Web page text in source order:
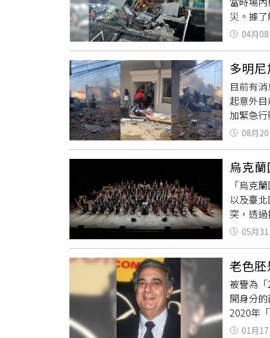
號決議
有包括
灣不是
擁有台
議決台
時、加
無赦台
份。到
字以前
化石，
四不像
子，在
是距離
都，希
3490扶
國人能
烏閃錢
坑時代
荷蘭人
化，同
系，這
都是南
擴展的
難，消
問。除
盟（
昨天凌
館，歷
業，未
年代東
一段落
德斯（
德斯強
們找到
中進行
茲在坍
下落，
此他的
（David
生命。
了解，
年與知
友。而
事。另
Cruz）
告現場
茲。（
罹難的
米尼加
災。據
導，佩
是發生
心主任
都被找
呼喊著
的人們
在緊密
里戈（
那些仍
調查事
04月
多明
目前有
起意外
加緊急
日發生
起事件
處在加
遺體已
救難人
加。而
08月
烏克
「烏克
以及臺
突，透
靈旅者
交響樂
以演奏
「整張
經常受
·梅紐因
和 多明哥
05月
老色
被譽為
開身分
2020年
控，他們
01月